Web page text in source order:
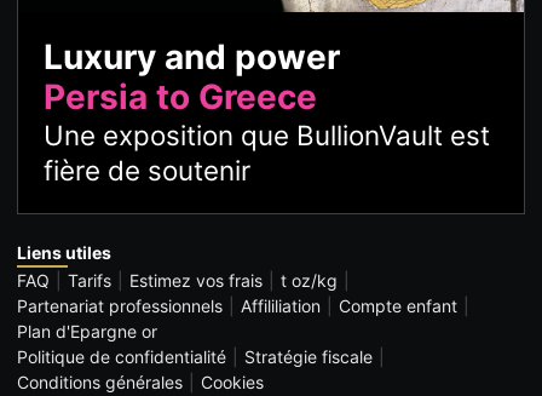
Luxury and power
Persia to Greece
Une exposition que BullionVault est
fière de soutenir
Liens utiles
FAQ
Tarifs Estimez vos frais
t oz/kg
Partenariat professionnels
Affililiation
Compte enfant
Plan d'Epargne or
Politique de confidentialité
Stratégie fiscale
Conditions générales
Cookies